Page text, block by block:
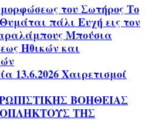
του Σωτήρος Το
πάλι Ευχή εις τον
Μπούσια
Ηθικών και
13.6.2026 Χαιρετισμοί
ΒΟΗΘΕΙΑΣ
ΤΗΣ